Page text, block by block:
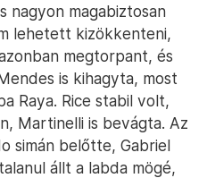
nagyon magabiztosan
lehetett kizökkenteni,
megtorpant, és
is kihagyta, most
Raya. Rice stabil volt,
Martinelli is bevágta. Az
simán belőtte, Gabriel
állt a labda mögé,